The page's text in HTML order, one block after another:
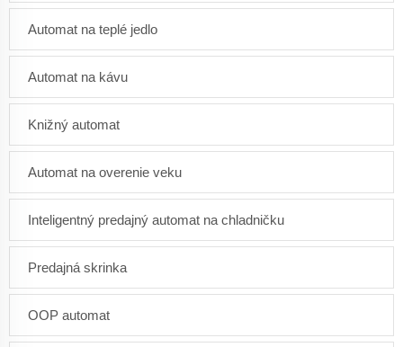
Automat na teplé jedlo
Automat na kávu
Knižný automat
Automat na overenie veku
Inteligentný predajný automat na chladničku
Predajná skrinka
OOP automat